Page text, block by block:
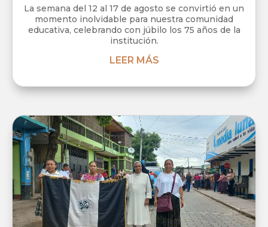
La semana del 12 al 17 de agosto se convirtió en un
momento inolvidable para nuestra comunidad
educativa, celebrando con júbilo los 75 años de la
institución.
LEER MÁS